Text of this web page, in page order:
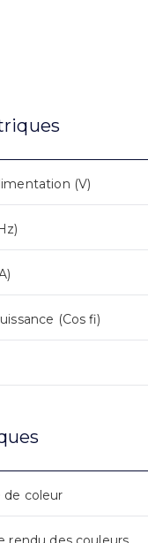
(V)
(Cos fi)
de coleur